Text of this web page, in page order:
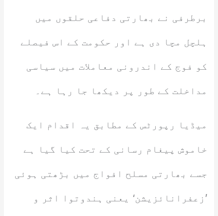
برطرفی نے بھارتی دفاعی حلقوں میں
ہلچل مچا دی ہے اور حکومت کے اس فیصلے
کو فوج کے اندرونی معاملات میں سیاسی
مداخلت کے طور پر دیکھا جا رہا ہے۔
میڈیا رپورٹس کے مطابق یہ اقدام ایک
خاموش پیغام رسانی کے تحت کیا گیا ہے
جسے بھارتی مسلح افواج میں بڑھتی ہوئی
’زعفرانائزیشن‘ یعنی ہندوتوا اثر و